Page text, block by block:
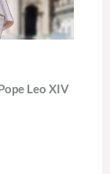
Leo XIV